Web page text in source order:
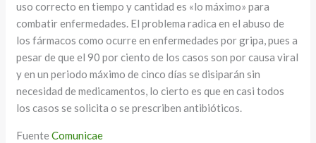
uso correcto en tiempo y cantidad es «lo máximo» para
combatir enfermedades. El problema radica en el abuso de
los fármacos como ocurre en enfermedades por gripa, pues a
pesar de que el 90 por ciento de los casos son por causa viral
y en un periodo máximo de cinco días se disiparán sin
necesidad de medicamentos, lo cierto es que en casi todos
los casos se solicita o se prescriben antibióticos.
FuenteComunicae